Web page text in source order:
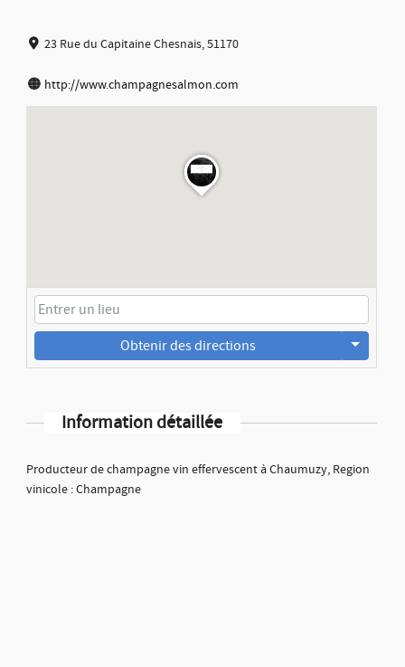
23 Rue du Capitaine Chesnais, 51170
http://www.champagnesalmon.com
Obtenir des directions
Information détaillée
Producteur de champagne vin effervescent à Chaumuzy, Region
vinicole : Champagne